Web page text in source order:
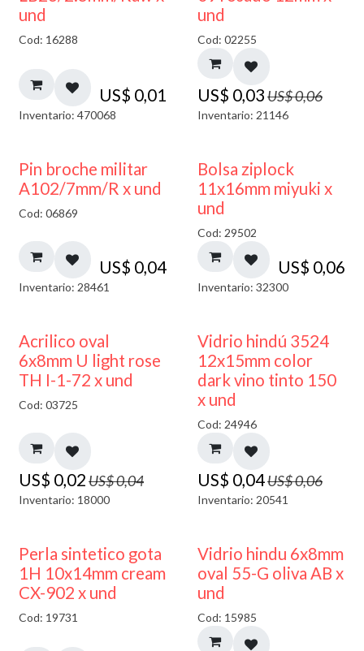
und
Cod: 16288
US$ 0,01
Inventario: 470068
und
Cod: 02255
US$ 0,03US$0,06
Inventario: 21146
Pin broche militar
A102/7mm/R x und
Cod: 06869
US$ 0,04
Inventario: 28461
¡NUEVO!
Bolsa ziplock
11x16mm miyuki x
und
Cod: 29502
US$ 0,06
Inventario: 32300
50% DESCUENTO
Acrilico oval
6x8mm U light rose
TH I-1-72 x und
Cod: 03725
US$ 0,02US$0,04
Inventario: 18000
40% DESCUENTO
Vidrio hindú 3524
12x15mm color
dark vino tinto 150
x und
Cod: 24946
US$ 0,04US$0,06
Inventario: 20541
Perla sintetico gota
1H 10x14mm cream
CX-902 x und
Cod: 19731 50% DESCUENTO
Vidrio hindu 6x8mm
oval 55-G oliva AB x
und
Cod: 15985